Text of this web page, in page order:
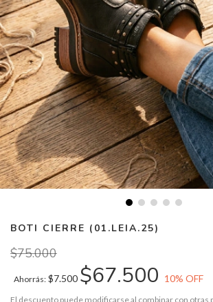
BOTI CIERRE (01.LEIA.25)
$75.000
Ahorrás: $7.500 $67.500 10% OFF
El descuento puede modificarse al combinar con otras